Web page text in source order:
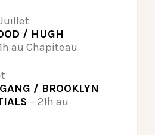
/ HUGH
au Chapiteau
/ BROOKLYN
– 21h au